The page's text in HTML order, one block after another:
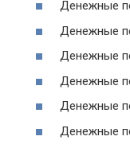
Денежные
Денежные
Денежные
Денежные
Денежные
Денежные